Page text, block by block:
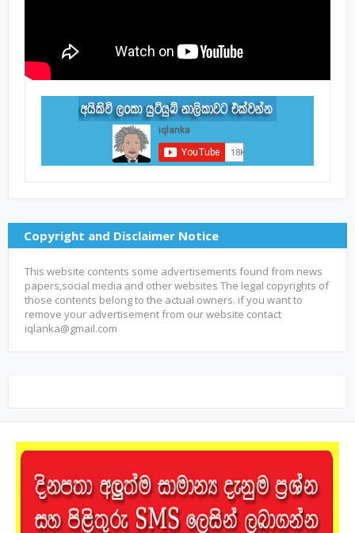
Copyright and Disclaimer Notice
This website contents some advertisements found from news
papers,social media and other websites The legal copyrights of
those contents belong to the actual owners. if you want to
remove your advertisement from our website contact
iqlanka@gmail.com